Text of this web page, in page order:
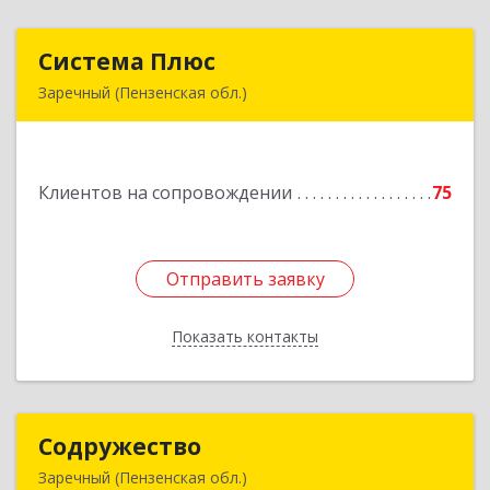
Система Плюс
Заречный (Пензенская обл.)
Клиентов на сопровождении 75
Отправить заявку
Показать контакты
Подробнее
Отправить заявку
Назад
Содружество
Заречный (Пензенская обл.)